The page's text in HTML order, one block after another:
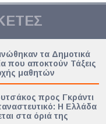
τα Δημοτικά
που αποκτούν Τάξεις
μαθητών
προς Γκράντι
Η Ελλάδα
στα όριά της